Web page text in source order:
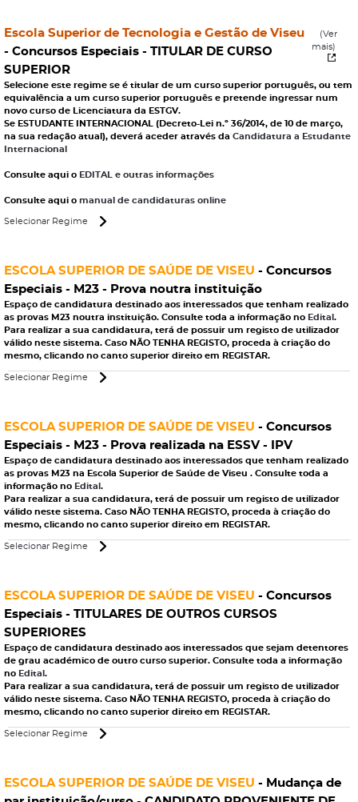
Escola Superior de Tecnologia e Gestão de Viseu
- Concursos Especiais - TITULAR DE CURSO
SUPERIOR
(Ver
mais)
Selecione este regime se é titular de um curso superior português, ou tem
equivalência a um curso superior português e pretende ingressar num
novo curso de Licenciatura da ESTGV.
Se ESTUDANTE INTERNACIONAL (Decreto-Lei n.º 36/2014, de 10 de março,
na sua redação atual), deverá aceder através da Candidatura a Estudante
Internacional
Consulte aqui o EDITAL e outras informações
Consulte aqui o manual de candidaturas online
Selecionar Regime
ESCOLA SUPERIOR DE SAÚDE DE VISEU - Concursos
Especiais - M23 - Prova noutra instituição
Espaço de candidatura destinado aos interessados que tenham realizado
as provas M23 noutra instituição. Consulte toda a informação no Edital .
Para realizar a sua candidatura, terá de possuir um registo de utilizador
válido neste sistema. Caso NÃO TENHA REGISTO, proceda à criação do
mesmo, clicando no canto superior direito em REGISTAR.
Selecionar Regime
ESCOLA SUPERIOR DE SAÚDE DE VISEU - Concursos
Especiais - M23 - Prova realizada na ESSV - IPV
Espaço de candidatura destinado aos interessados que tenham realizado
as provas M23 na Escola Superior de Saúde de Viseu . Consulte toda a
informação no Edital .
Para realizar a sua candidatura, terá de possuir um registo de utilizador
válido neste sistema. Caso NÃO TENHA REGISTO, proceda à criação do
mesmo, clicando no canto superior direito em REGISTAR.
Selecionar Regime
ESCOLA SUPERIOR DE SAÚDE DE VISEU - Concursos
Especiais - TITULARES DE OUTROS CURSOS
SUPERIORES
Espaço de candidatura destinado aos interessados que sejam detentores
de grau académico de outro curso superior. Consulte toda a informação
no Edital .
Para realizar a sua candidatura, terá de possuir um registo de utilizador
válido neste sistema. Caso NÃO TENHA REGISTO, proceda à criação do
mesmo, clicando no canto superior direito em REGISTAR.
Selecionar Regime
ESCOLA SUPERIOR DE SAÚDE DE VISEU - Mudança de